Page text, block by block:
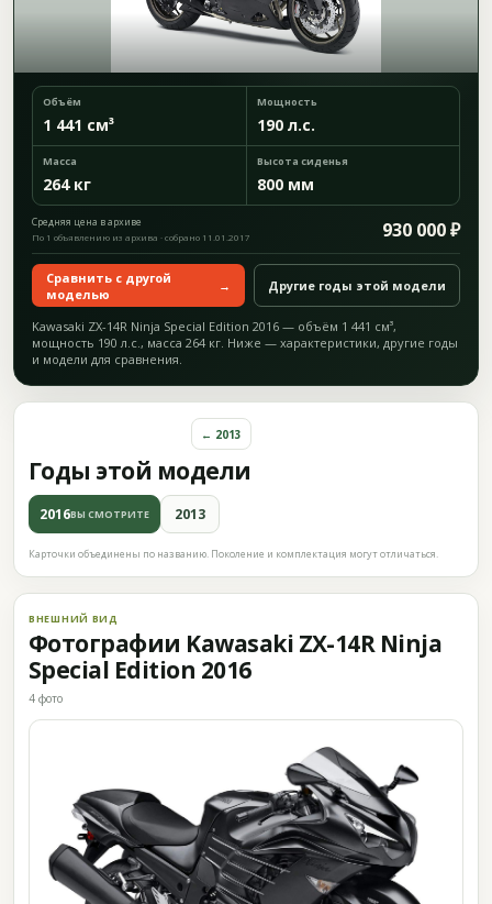
Объём
1 441 см³
Мощность
190 л.с.
Масса
264 кг
Высота сиденья
800 мм
Средняя цена в архиве 930 000 ₽
По 1 объявлению из архива · собрано 11.01.2017
Сравнить с другой
моделью
→ Другие годы этой модели
Kawasaki ZX-14R Ninja Special Edition 2016 — объём 1 441 см³,
мощность 190 л.с., масса 264 кг. Ниже — характеристики, другие годы
и модели для сравнения.
Годы этой модели
← 2013
2016ВЫ СМОТРИТЕ 2013
Карточки объединены по названию. Поколение и комплектация могут отличаться.
ВНЕШНИЙ ВИД
Фотографии Kawasaki ZX-14R Ninja
Special Edition 2016
4 фото